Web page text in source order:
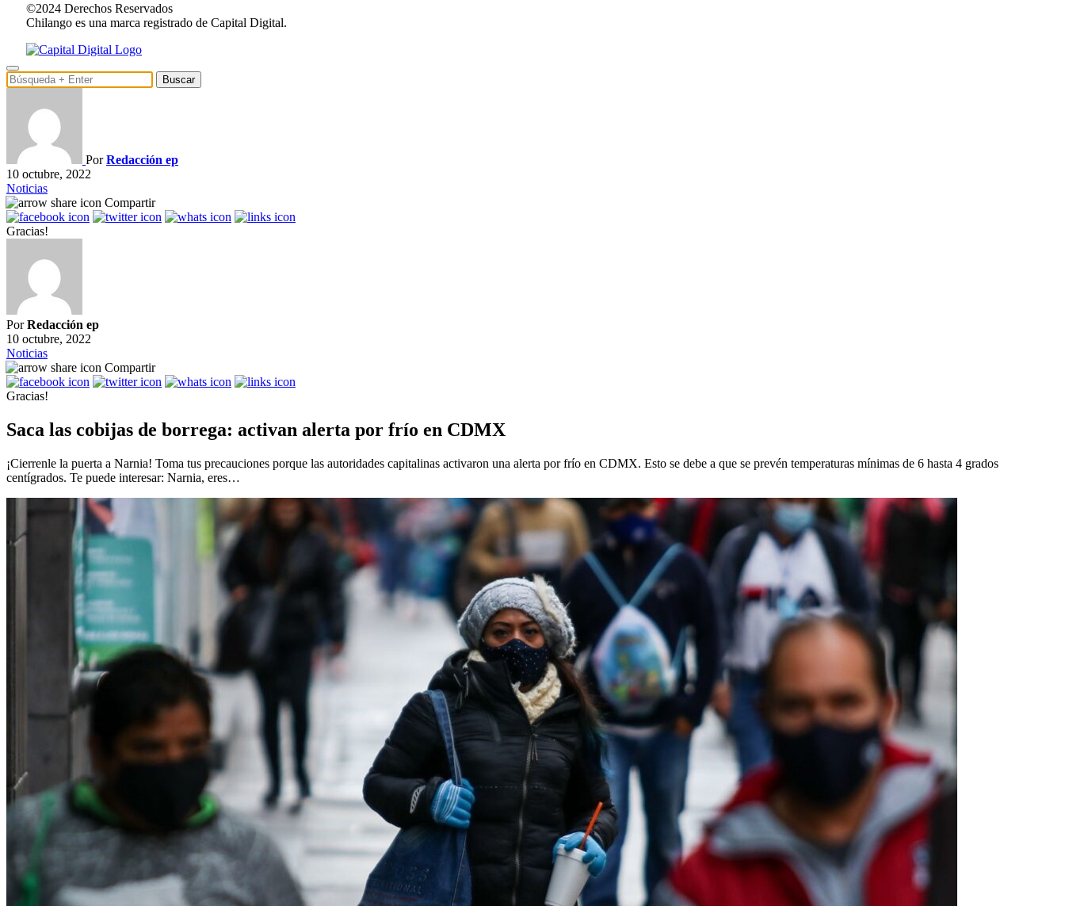
©2024 Derechos Reservados
Chilango es una marca registrado de Capital Digital.
Buscar
PorRedacción ep
10 octubre, 2022
Noticias
Compartir
Gracias!
PorRedacción ep
10 octubre, 2022
Noticias
Compartir
Gracias!
Saca las cobijas de borrega: activan alerta por frío en CDMX
¡Cierrenle la puerta a Narnia! Toma tus precauciones porque las autoridades capitalinas activaron una alerta por frío en CDMX. Esto se debe a que se prevén temperaturas mínimas de 6 hasta 4 grados
centígrados. Te puede interesar: Narnia, eres…